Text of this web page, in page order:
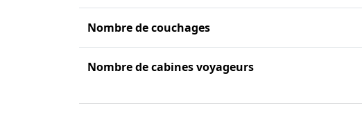
Nombre de couchages
Nombre de cabines voyageurs